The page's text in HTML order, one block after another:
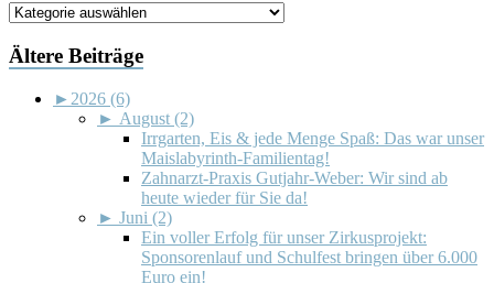
Kategorien
Ältere Beiträge
► 2026 (6)
► August (2)
Irrgarten, Eis & jede Menge Spaß: Das war unser
Maislabyrinth-Familientag!
Zahnarzt-Praxis Gutjahr-Weber: Wir sind ab
heute wieder für Sie da!
► Juni (2)
Ein voller Erfolg für unser Zirkusprojekt:
Sponsorenlauf und Schulfest bringen über 6.000
Euro ein!